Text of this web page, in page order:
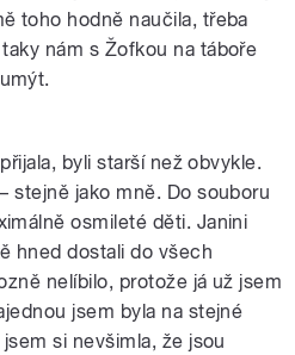
toho hodně naučila, třeba
nám s Žofkou na táboře
byli starší než obvykle.
stejně jako mně. Do souboru
osmileté děti. Janini
hned dostali do všech
nelíbilo, protože já už jsem
jsem byla na stejné
si nevšimla, že jsou